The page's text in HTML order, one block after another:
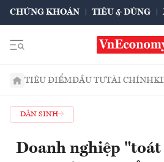
CHỨNG KHOÁN TIÊU & DÙNG
TIÊU ĐIỂMĐẦU TƯTÀI CHÍNH
DÂN SINH
Doanh nghiệp